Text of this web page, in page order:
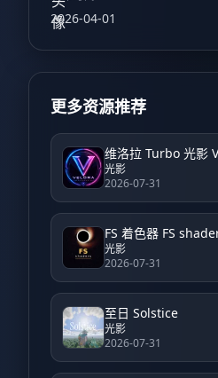
2026-04-01
更多资源推荐
维洛拉 Turbo 光影
光影
2026-07-31
FS 着色器 FS
光影
2026-07-31
至日 Solstice
光影
2026-07-31